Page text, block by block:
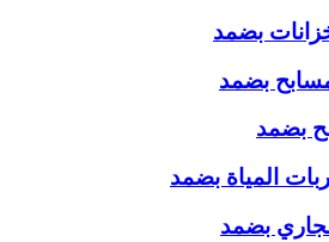
بضمد
بضمد
بضمد
المياة بضمد
بضمد